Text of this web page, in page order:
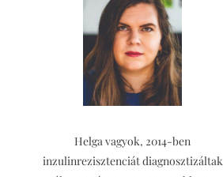
Helga vagyok, 2014-ben
inzulinrezisztenciát diagnosztizáltak